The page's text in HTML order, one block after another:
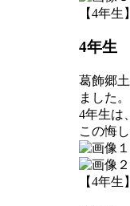
【4年生
4年生
葛飾郷
ました。
4年生は
この悔
【4年生